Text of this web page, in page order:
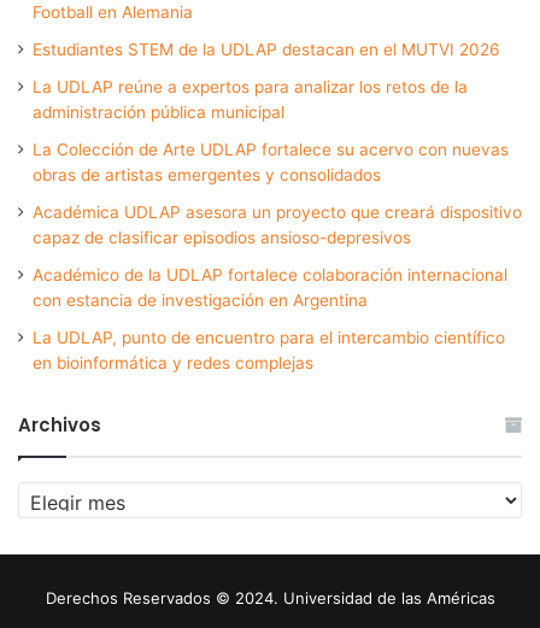
Football en Alemania
Estudiantes STEM de la UDLAP destacan en el MUTVI 2026
La UDLAP reúne a expertos para analizar los retos de la
administración pública municipal
La Colección de Arte UDLAP fortalece su acervo con nuevas
obras de artistas emergentes y consolidados
Académica UDLAP asesora un proyecto que creará dispositivo
capaz de clasificar episodios ansioso-depresivos
Académico de la UDLAP fortalece colaboración internacional
con estancia de investigación en Argentina
La UDLAP, punto de encuentro para el intercambio científico
en bioinformática y redes complejas
Archivos
Archivos
Derechos Reservados © 2024. Universidad de las Américas